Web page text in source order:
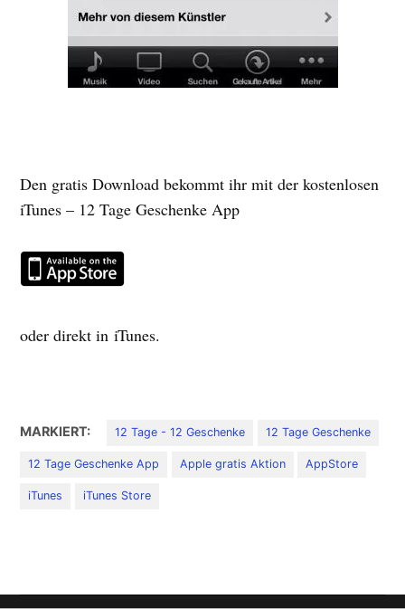
Den gratis Download bekommt ihr mit der kostenlosen
iTunes – 12 Tage Geschenke App
oder direkt in iTunes.
MARKIERT: 12 Tage - 12 Geschenke 12 Tage Geschenke
12 Tage Geschenke App Apple gratis Aktion AppStore
iTunes iTunes Store